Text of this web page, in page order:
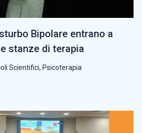
Bipolare entrano a
stanze di terapia
Scientifici, Psicoterapia